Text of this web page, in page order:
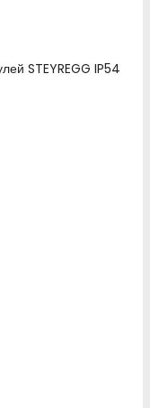
STEYREGG IP54